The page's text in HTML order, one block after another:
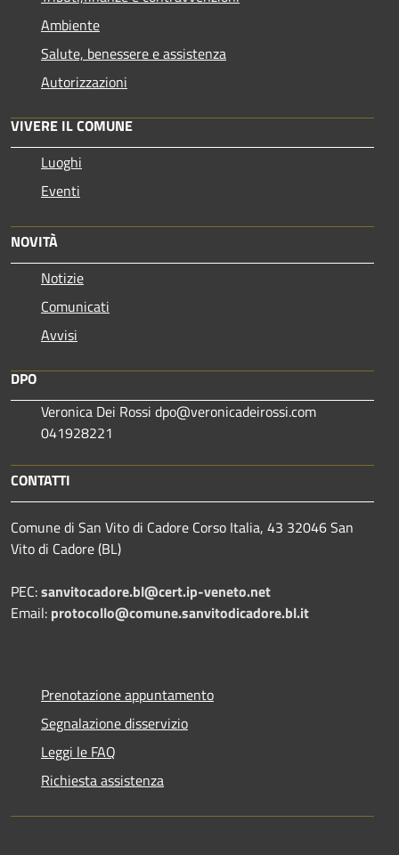
Ambiente
Salute, benessere e assistenza
Autorizzazioni
VIVERE IL COMUNE
Luoghi
Eventi
NOVITÀ
Notizie
Comunicati
Avvisi
DPO
Veronica Dei Rossi dpo@veronicadeirossi.com
041928221
CONTATTI
Comune di San Vito di Cadore Corso Italia, 43 32046 San
Vito di Cadore (BL)
PEC:sanvitocadore.bl@cert.ip-veneto.net
Email: protocollo@comune.sanvitodicadore.bl.it
Prenotazione appuntamento
Segnalazione disservizio
Leggi le FAQ
Richiesta assistenza